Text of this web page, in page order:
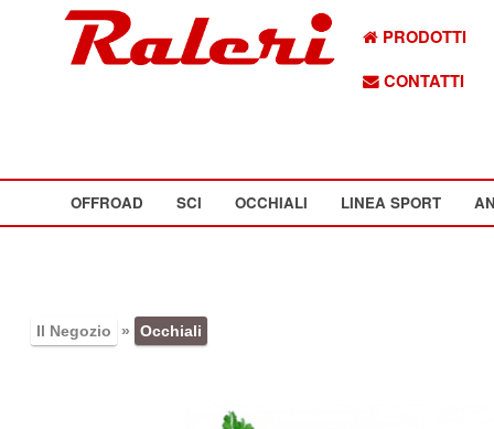
PRODOTTI
CONTATTI
OFFROAD SCI OCCHIALI LINEA SPORT
Il Negozio » Occhiali